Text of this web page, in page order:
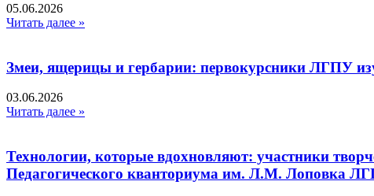
05.06.2026
Читать далее »
Змеи, ящерицы и гербарии: первокурсники ЛГПУ
03.06.2026
Читать далее »
Технологии, которые вдохновляют: участники
Педагогического кванториума им. Л.М. Лоповка